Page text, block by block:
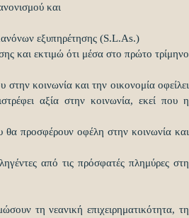
και
εξυπηρέτησης (S.L.As.)
και εκτιμώ ότι μέσα στο πρώτο τρίμηνο
κοινωνία και την οικονομία οφείλει
αξία στην κοινωνία, εκεί που η
θα προσφέρουν οφέλη στην κοινωνία και
από τις πρόσφατές πλημύρες στη
τη νεανική επιχειρηματικότητα, τη